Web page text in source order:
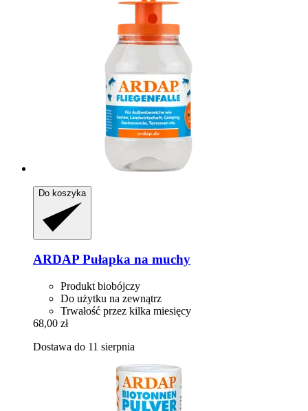
Do koszyka
ARDAP Pułapka na muchy
Produkt biobójczy
Do użytku na zewnątrz
Trwałość przez kilka miesięcy
68,00 zł
Dostawa do 11 sierpnia